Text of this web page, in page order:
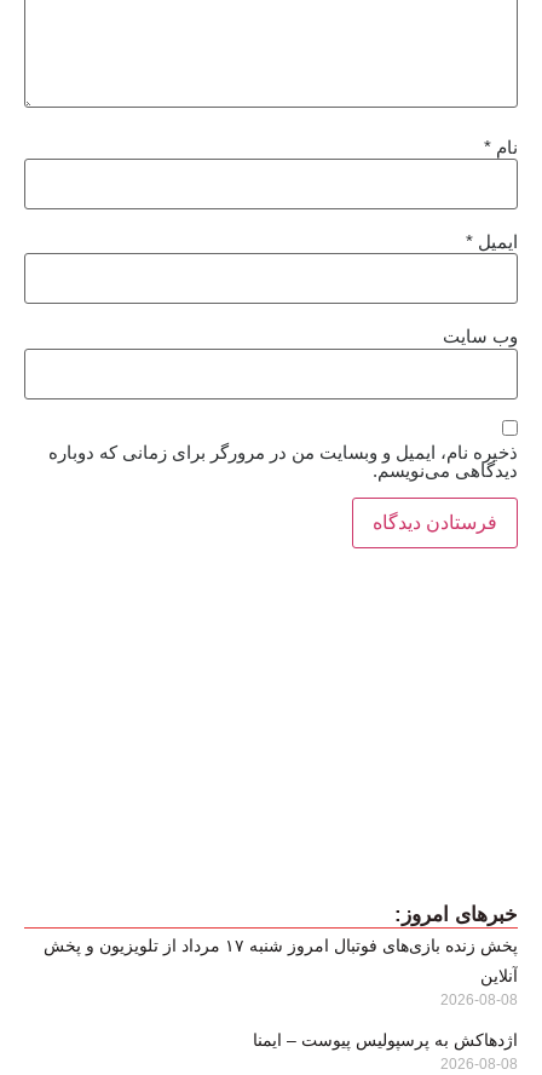
نام *
ایمیل *
وب‌ سایت
ذخیره نام، ایمیل و وبسایت من در مرورگر برای زمانی که دوباره
دیدگاهی می‌نویسم.
خبرهای امروز:
پخش زنده بازی‌های فوتبال امروز شنبه ۱۷ مرداد از تلویزیون و پخش
آنلاین
2026-08-08
اژدهاکش به پرسپولیس پیوست – ایمنا
2026-08-08